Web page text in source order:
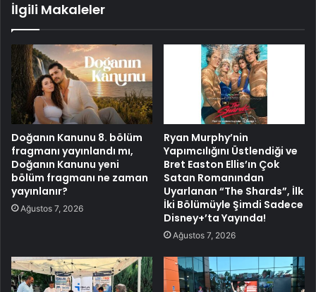
İlgili Makaleler
Doğanın Kanunu 8. bölüm
fragmanı yayınlandı mı,
Doğanın Kanunu yeni
bölüm fragmanı ne zaman
yayınlanır?
Ağustos 7, 2026
Ryan Murphy’nin
Yapımcılığını Üstlendiği ve
Bret Easton Ellis’ın Çok
Satan Romanından
Uyarlanan “The Shards”, İlk
İki Bölümüyle Şimdi Sadece
Disney+’ta Yayında!
Ağustos 7, 2026